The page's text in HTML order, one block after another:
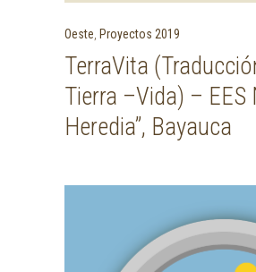
Oeste Proyectos 2019
TerraVita
Tierra –Vida) – EES
Heredia”, Bayauca